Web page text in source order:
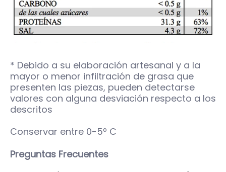
* Debido a su elaboración artesanal y a la
mayor o menor infiltración de grasa que
presenten las piezas, pueden detectarse
valores con alguna desviación respecto a los
descritos
Conservar entre 0-5º C
Preguntas Frecuentes